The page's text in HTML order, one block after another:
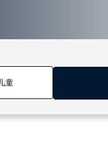
童